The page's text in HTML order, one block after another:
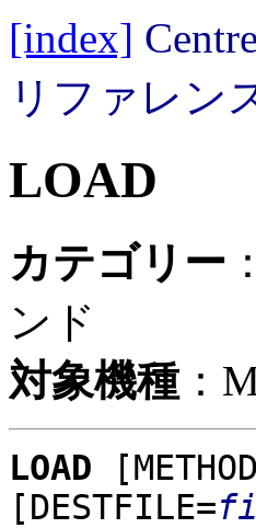
[index]
リファレン
LOAD
カテゴリー
ンド
対象機種 ：
LOAD
[DESTFILE=